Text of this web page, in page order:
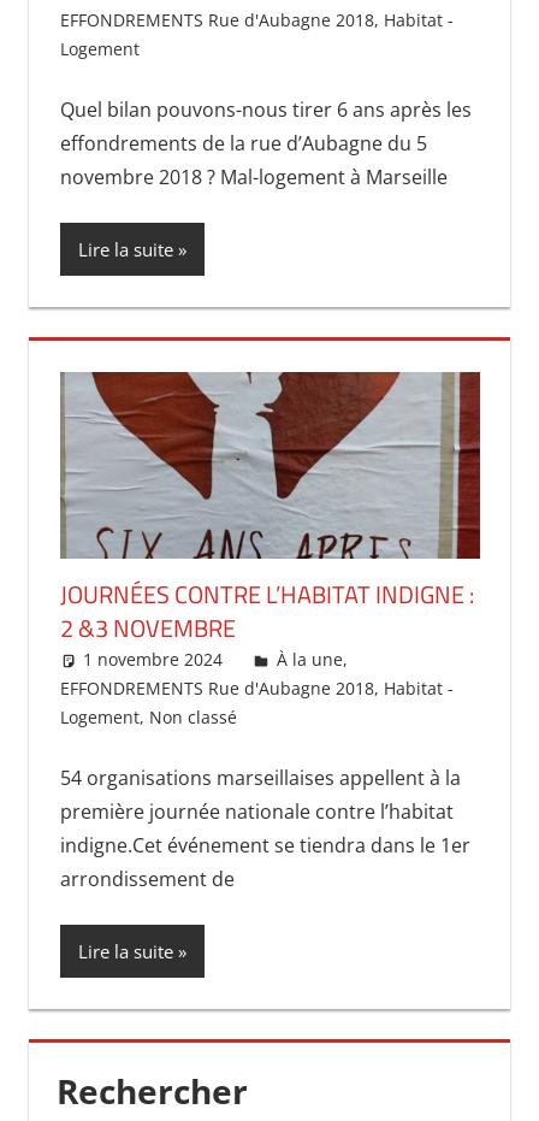
EFFONDREMENTS Rue d'Aubagne 2018, Habitat -
Logement
Quel bilan pouvons-nous tirer 6 ans après les
effondrements de la rue d’Aubagne du 5
novembre 2018 ? Mal-logement à Marseille
Lire la suite
JOURNÉES CONTRE L’HABITAT INDIGNE :
2 &3 NOVEMBRE
1 novembre 2024 delfe
À la une,
EFFONDREMENTS Rue d'Aubagne 2018, Habitat -
Logement, Non classé
54 organisations marseillaises appellent à la
première journée nationale contre l’habitat
indigne.Cet événement se tiendra dans le 1er
arrondissement de
Lire la suite
Rechercher